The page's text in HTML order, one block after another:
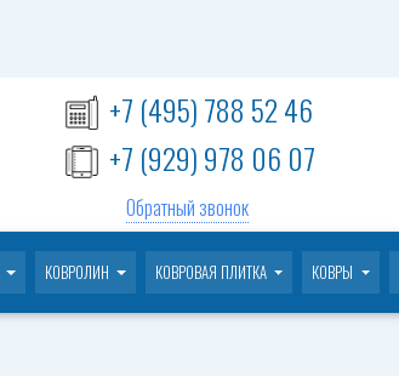
+7 (495) 788 52 46
+7 (929) 978 06 07
Обратный звонок
КОВРОЛИН КОВРОВАЯ ПЛИТКА КОВРЫ